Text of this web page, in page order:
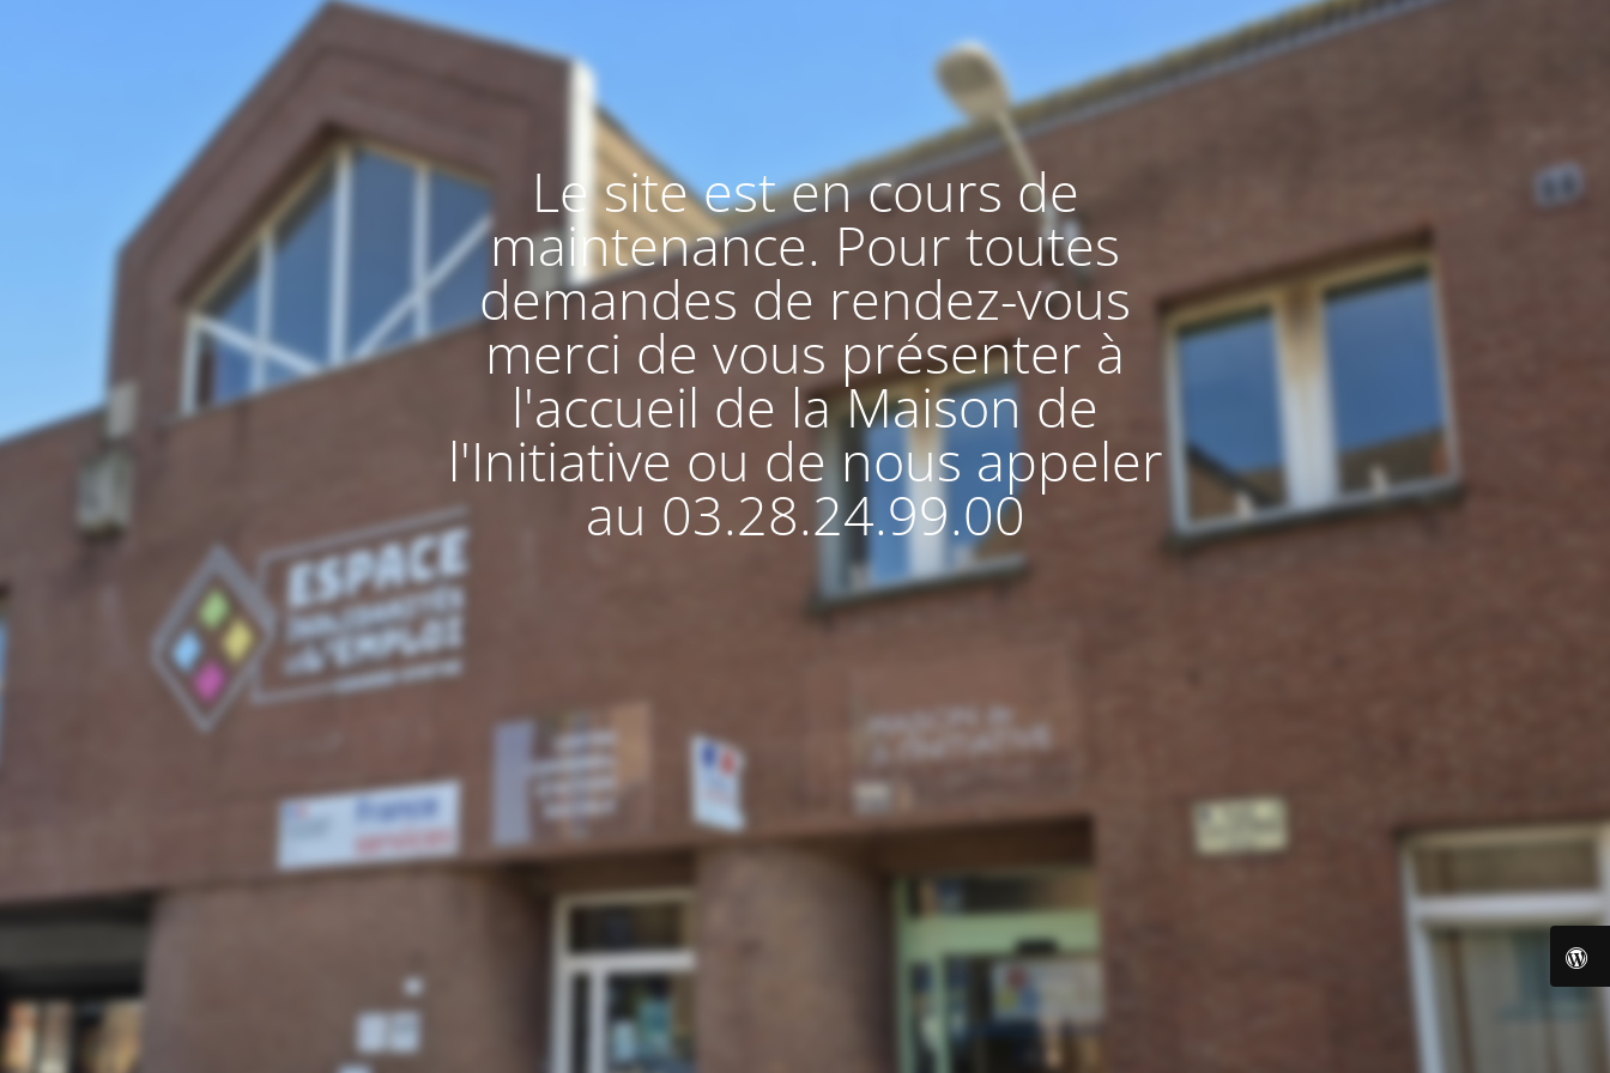
Le site est en cours de
maintenance. Pour toutes
demandes de rendez-vous
merci de vous présenter à
l'accueil de la Maison de
l'Initiative ou de nous appeler
au 03.28.24.99.00